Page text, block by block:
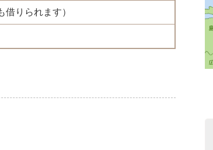
借りられます）